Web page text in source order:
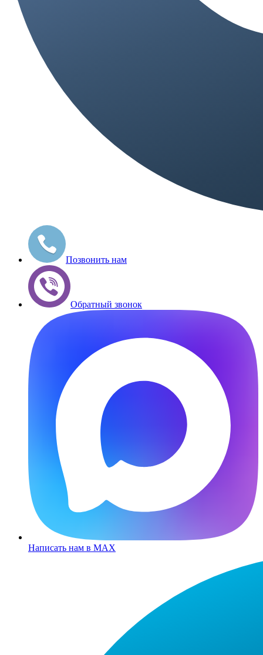
Позвонить нам
Обратный звонок
Написать нам в MAX